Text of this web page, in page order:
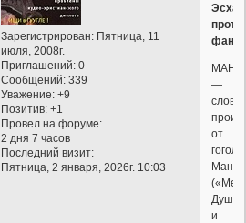
Зарегистрирован: Пятница, 11
июля, 2008г.
Приглашений: 0
Сообщений: 339
Уважение: +9
Позитив: +1
Провел на форуме:
2 дня 7 часов
Последний визит:
Пятница, 2 января, 2026г. 10:03
—
слово,
от
и